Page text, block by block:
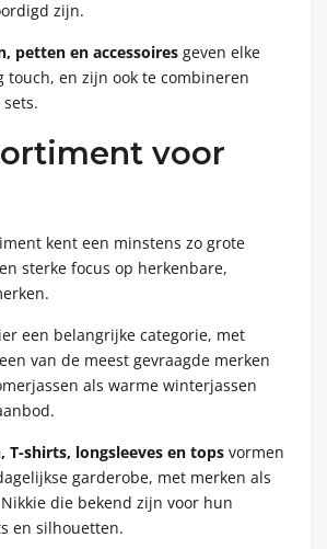
zijn.
petten en accessoires geven elke
en zijn ook te combineren
voor
kent een minstens zo grote
sterke focus op herkenbare,
een belangrijke categorie, met
van de meest gevraagde merken
als warme winterjassen
T-shirts, longsleeves en tops vormen
garderobe, met merken als
die bekend zijn voor hun
en silhouetten.